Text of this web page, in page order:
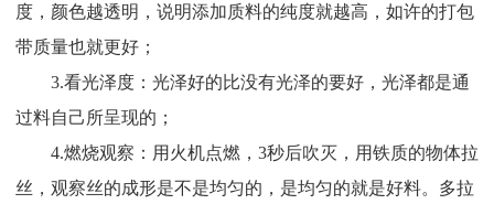
度，颜色越透明，说明添加质料的纯度就越高，如许的打包
带质量也就更好；
3.看光泽度：光泽好的比没有光泽的要好，光泽都是通
过料自己所呈现的；
4.燃烧观察：用火机点燃，3秒后吹灭，用铁质的物体拉
丝，观察丝的成形是不是均匀的，是均匀的就是好料。多拉